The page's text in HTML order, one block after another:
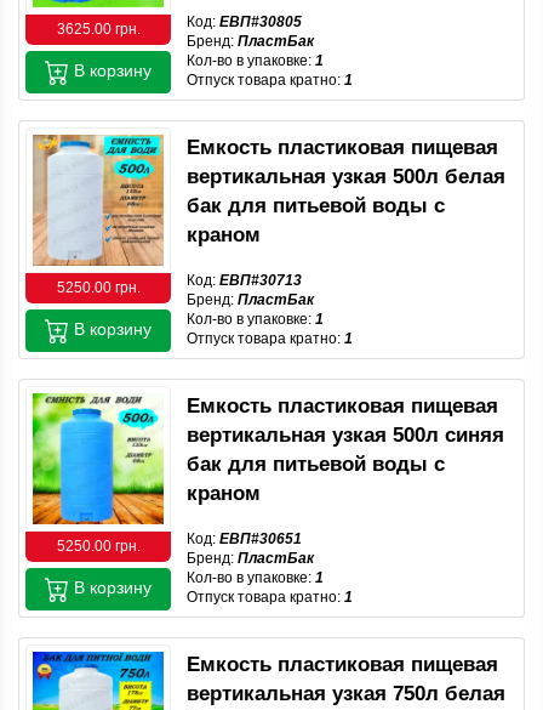
3625.00 грн. Код: ЕВП#30805
Бренд: ПластБак
Кол-во в упаковке: 1
Отпуск товара кратно: 1
В корзину
5250.00 грн.
Емкость пластиковая пищевая
вертикальная узкая 500л белая
бак для питьевой воды с
краном
Код: ЕВП#30713
Бренд: ПластБак
Кол-во в упаковке: 1
Отпуск товара кратно: 1
В корзину
5250.00 грн.
Емкость пластиковая пищевая
вертикальная узкая 500л синяя
бак для питьевой воды с
краном
Код: ЕВП#30651
Бренд: ПластБак
Кол-во в упаковке: 1
Отпуск товара кратно: 1
В корзину
Емкость пластиковая пищевая
вертикальная узкая 750л белая